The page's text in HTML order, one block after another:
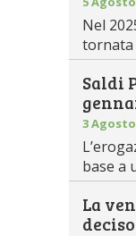
Nel
tornata
Saldi
3 Agosto
base a
La